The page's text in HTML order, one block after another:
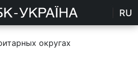
RU
округах